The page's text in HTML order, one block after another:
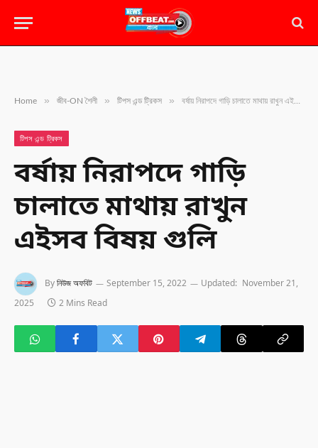
Home » জীব-ON শৈলী » টিপস এন্ড ট্রিকস » বর্ষায় নিরাপদে গাড়ি চালাতে মাথায় রাখুন এইসব বিষয় গুলি
টিপস এন্ড ট্রিকস
বর্ষায় নিরাপদে গাড়ি
চালাতে মাথায় রাখুন
এইসব বিষয় গুলি
Byনিউজ অফবিট September 15, 2022 Updated: November 21,
2025
2 Mins Read